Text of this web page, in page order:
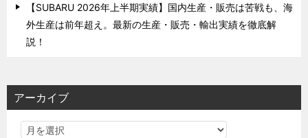
【SUBARU 2026年上半期実績】国内生産・販売は苦戦も、海
外生産は前年超え。最新の生産・販売・輸出実績を徹底解
説！
アーカイブ